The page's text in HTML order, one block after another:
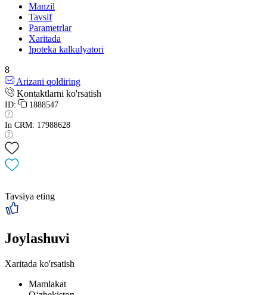
Manzil
Tavsif
Parametrlar
Xaritada
Ipoteka kalkulyatori
8
Arizani qoldiring
Kontaktlarni ko'rsatish
ID: 1888547
In CRM: 17988628
Tavsiya eting
Joylashuvi
Xaritada ko'rsatish
Mamlakat